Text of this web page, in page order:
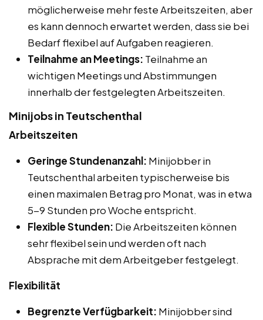
möglicherweise mehr feste Arbeitszeiten, aber
es kann dennoch erwartet werden, dass sie bei
Bedarf flexibel auf Aufgaben reagieren.
Teilnahme an Meetings: Teilnahme an
wichtigen Meetings und Abstimmungen
innerhalb der festgelegten Arbeitszeiten.
Minijobs in Teutschenthal
Arbeitszeiten
Geringe Stundenanzahl: Minijobber in
Teutschenthal arbeiten typischerweise bis
einen maximalen Betrag pro Monat, was in etwa
5-9 Stunden pro Woche entspricht.
Flexible Stunden: Die Arbeitszeiten können
sehr flexibel sein und werden oft nach
Absprache mit dem Arbeitgeber festgelegt.
Flexibilität
Begrenzte Verfügbarkeit: Minijobber sind